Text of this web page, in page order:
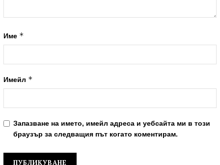
Име *
Имейл *
Запазване на името, имейл адреса и уебсайта ми в този
браузър за следващия път когато коментирам.